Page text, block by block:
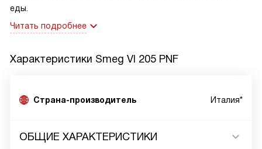
еды.
Читать подробнее
Характеристики Smeg VI 205 PNF
Страна-производитель Италия*
ОБЩИЕ ХАРАКТЕРИСТИКИ